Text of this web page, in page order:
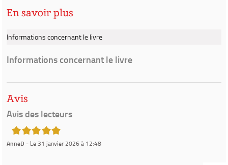
En savoir plus
Informations concernant le livre
Informations concernant le livre
Avis
Avis des lecteurs
5/5
AnneD - Le 31 janvier 2026 à 12:48